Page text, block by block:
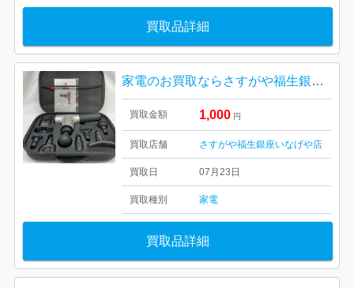
買取品詳細
家電のお買取ならさすがや福生銀座いなげや店‼︎| 武蔵村山市緑が丘| 充電式電動マッサージ機
買取金額 1,000 円
買取店舗 さすがや福生銀座いなげや店
買取日 07月23日
買取種別 家電
買取品詳細